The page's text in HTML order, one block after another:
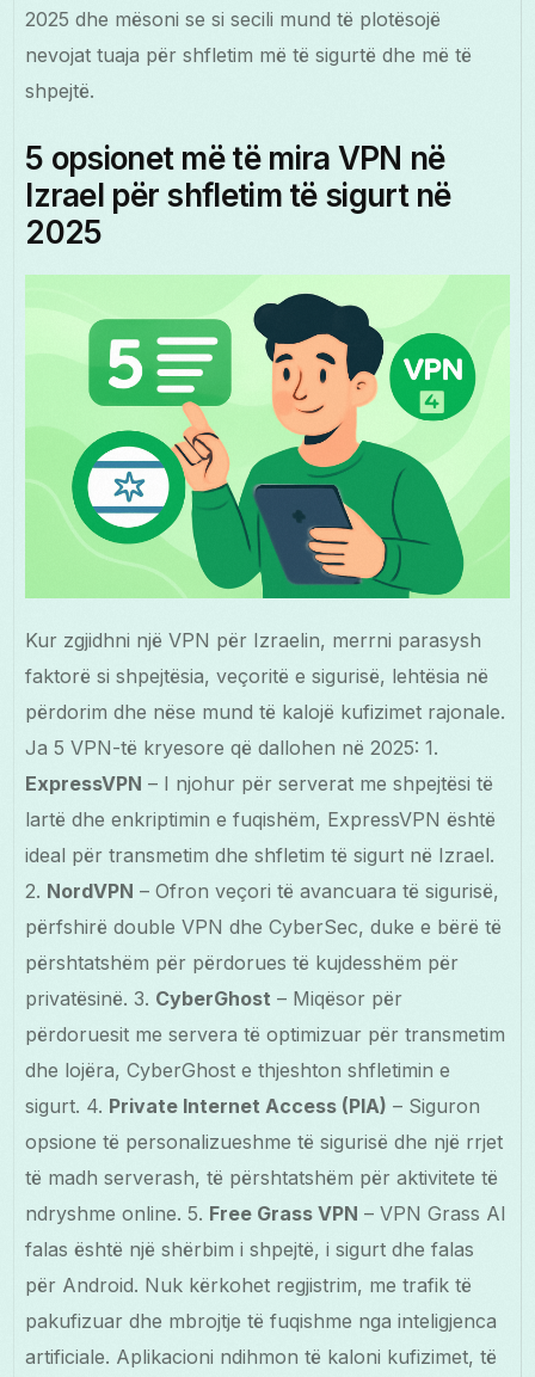
2025 dhe mësoni se si secili mund të plotësojë
nevojat tuaja për shfletim më të sigurtë dhe më të
shpejtë.
5 opsionet më të mira VPN në
Izrael për shfletim të sigurt në
2025
Kur zgjidhni një VPN për Izraelin, merrni parasysh
faktorë si shpejtësia, veçoritë e sigurisë, lehtësia në
përdorim dhe nëse mund të kalojë kufizimet rajonale.
Ja 5 VPN-të kryesore që dallohen në 2025: 1.
ExpressVPN – I njohur për serverat me shpejtësi të
lartë dhe enkriptimin e fuqishëm, ExpressVPN është
ideal për transmetim dhe shfletim të sigurt në Izrael.
2. NordVPN – Ofron veçori të avancuara të sigurisë,
përfshirë double VPN dhe CyberSec, duke e bërë të
përshtatshëm për përdorues të kujdesshëm për
privatësinë. 3. CyberGhost – Miqësor për
përdoruesit me servera të optimizuar për transmetim
dhe lojëra, CyberGhost e thjeshton shfletimin e
sigurt. 4. Private Internet Access (PIA) – Siguron
opsione të personalizueshme të sigurisë dhe një rrjet
të madh serverash, të përshtatshëm për aktivitete të
ndryshme online. 5. Free Grass VPN – VPN Grass AI
falas është një shërbim i shpejtë, i sigurt dhe falas
për Android. Nuk kërkohet regjistrim, me trafik të
pakufizuar dhe mbrojtje të fuqishme nga inteligjenca
artificiale. Aplikacioni ndihmon të kaloni kufizimet, të